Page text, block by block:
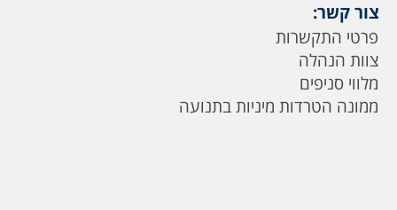
צור קשר:
פרטי התקשרות
צוות הנהלה
מלווי סניפים
ממונה הטרדות מיניות בתנועה